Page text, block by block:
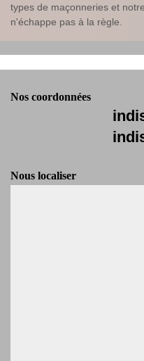
types de maçonneries et
n'échappe pas à la règle.
Nos coordonnées
Nous localiser